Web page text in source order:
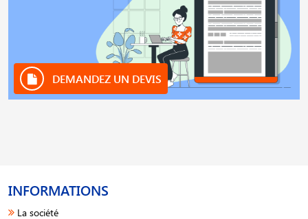
DEMANDEZ UN DEVIS
INFORMATIONS
La société